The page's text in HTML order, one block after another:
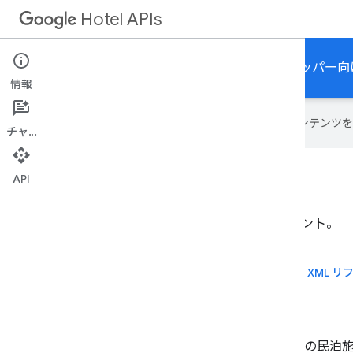
Hotel APIs
ホテルの料金とホテル コンテンツに関するデベロッパー向
Google は AI 技術を使用して、コンテンツ
Google にホテルの料金を送信するためのドキュメント。
XML リ
民泊では、旅行業界の Google パートナー様が個々の民泊
情報
チャット
API